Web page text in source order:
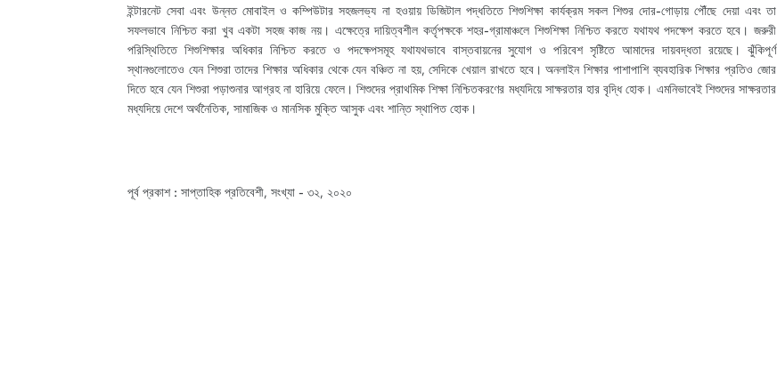
ইন্টারনেট সেবা এবং উন্নত মোবাইল ও কম্পিউটার সহজলভ্য না হওয়ায় ডিজিটাল পদ্ধতিতে শিশুশিক্ষা কার্যক্রম সকল শিশুর দোর-গোড়ায় পৌঁছে দেয়া এবং তা
সফলভাবে নিশ্চিত করা খুব একটা সহজ কাজ নয়। এক্ষেত্রে দায়িত্বশীল কর্তৃপক্ষকে শহর-গ্রামাঞ্চলে শিশুশিক্ষা নিশ্চিত করতে যথাযথ পদক্ষেপ করতে হবে। জরুরী
পরিস্থিতিতে শিশুশিক্ষার অধিকার নিশ্চিত করতে ও পদক্ষেপসমূহ যথাযথভাবে বাস্তবায়নের সুযোগ ও পরিবেশ সৃষ্টিতে আমাদের দায়বদ্ধতা রয়েছে। ঝুঁকিপূর্ণ
স্থানগুলোতেও যেন শিশুরা তাদের শিক্ষার অধিকার থেকে যেন বঞ্চিত না হয়, সেদিকে খেয়াল রাখতে হবে। অনলাইন শিক্ষার পাশাপাশি ব্যবহারিক শিক্ষার প্রতিও জোর
দিতে হবে যেন শিশুরা পড়াশুনার আগ্রহ না হারিয়ে ফেলে। শিশুদের প্রাথমিক শিক্ষা নিশ্চিতকরণের মধ্যদিয়ে সাক্ষরতার হার বৃদ্ধি হোক। এমনিভাবেই শিশুদের সাক্ষরতার
মধ্যদিয়ে দেশে অর্থনৈতিক, সামাজিক ও মানসিক মুক্তি আসুক এবং শান্তি স্থাপিত হোক।
পূর্ব প্রকাশ : সাপ্তাহিক প্রতিবেশী, সংখ্যা - ৩২, ২০২০